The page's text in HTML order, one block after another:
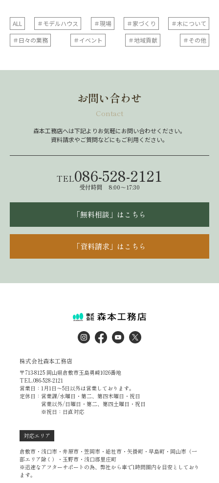
ALL ＃モデルハウス ＃現場 ＃家づくり
＃木について
＃日々の業務
＃イベント ＃地域貢献 ＃その他
お問い合わせ
Contact
森本工務店へは下記よりお気軽にお問い合わせください。
資料請求やご質問などにもご利用ください。
TEL086-528-2121
受付時間 8:00～17:30
「無料相談」はこちら
「資料請求」はこちら
株式会社森本工務店
〒713-8125 岡山県倉敷市玉島勇崎1026番地
TEL.086-528-2121
営業日：1月1日～5日以外は営業しております。
定休日：営業課/水曜日・第二、第四木曜日・祝日
営業以外/日曜日・第二、第四土曜日・祝日
※祝日：日直対応
対応エリア
倉敷市・浅口市・井原市・笠岡市・総社市・矢掛町・早島町・岡山市（一
部エリア除く）・玉野市・浅口郡里庄町
※迅速なアフターサポートの為、弊社から車で1時間圏内を目安としており
ます。